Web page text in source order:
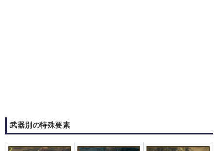
武器別の特殊要素